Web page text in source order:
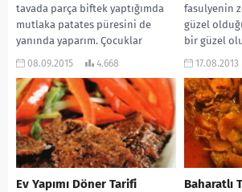
tavada parça biftek yaptığımda
mutlaka patates püresini de
yanında yaparım. Çocuklar
bayılırlar. Ayrıca...
08.09.2015 4.668
fasulyenin
güzel
bir güzel
17.08.2013
Ev Yapımı Döner Tarifi Baharatlı